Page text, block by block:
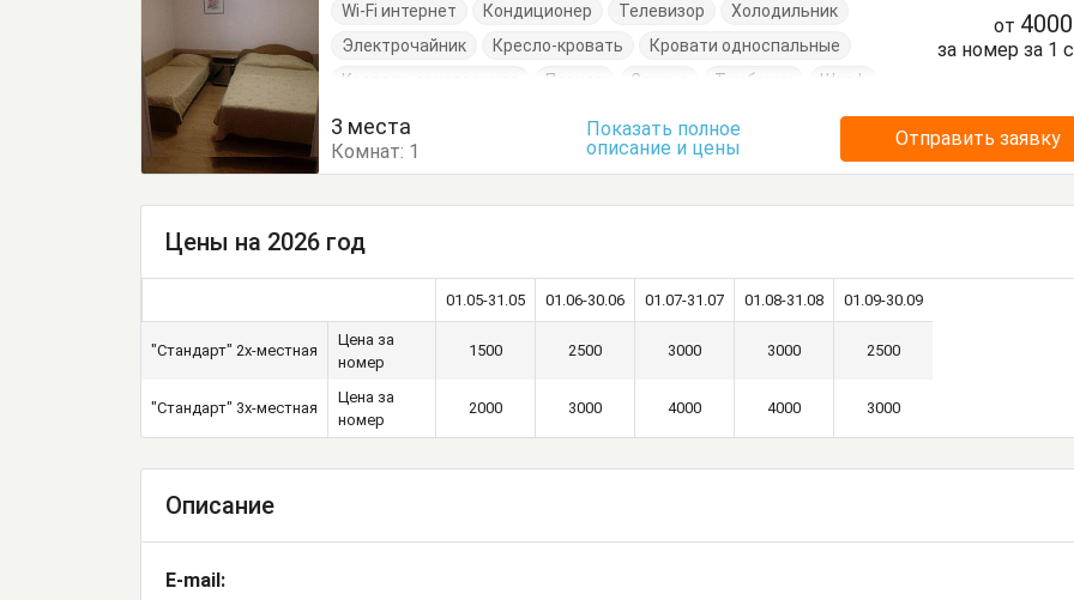
Wi-Fi интернет Кондиционер Телевизор
Холодильник
Электрочайник
Кресло-кровать
Кровати односпальные
Кровать двуспальная
Посуда Стулья Тумбочки Шкаф
от
за номер за 1
3 места
Комнат: 1
Показать полное
описание и цены
Отправить заявку
Цены на 2026 год
01.05-31.05 01.06-30.06 01.07-31.07 01.08-31.08 01.09-30.09
"Стандарт" 2х-местная
Цена за
номер
1500 2500 3000 3000 2500
"Стандарт" 3х-местная
Цена за
номер
2000 3000 4000 4000 3000
Описание
E-mail: